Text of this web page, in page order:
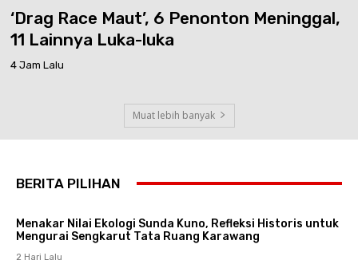
‘Drag Race Maut’, 6 Penonton Meninggal,
11 Lainnya Luka-luka
4 Jam Lalu
Muat lebih banyak
BERITA PILIHAN
Menakar Nilai Ekologi Sunda Kuno, Refleksi Historis untuk
Mengurai Sengkarut Tata Ruang Karawang
2 Hari Lalu